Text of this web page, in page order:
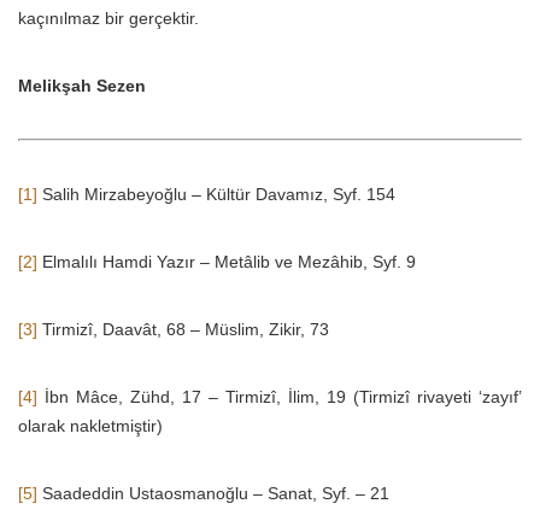
kaçınılmaz bir gerçektir.
Melikşah Sezen
[1] Salih Mirzabeyoğlu – Kültür Davamız, Syf. 154
[2] Elmalılı Hamdi Yazır – Metâlib ve Mezâhib, Syf. 9
[3] Tirmizî, Daavât, 68 – Müslim, Zikir, 73
[4] İbn Mâce, Zühd, 17 – Tirmizî, İlim, 19 (Tirmizî rivayeti ‘zayıf’
olarak nakletmiştir)
[5] Saadeddin Ustaosmanoğlu – Sanat, Syf. – 21